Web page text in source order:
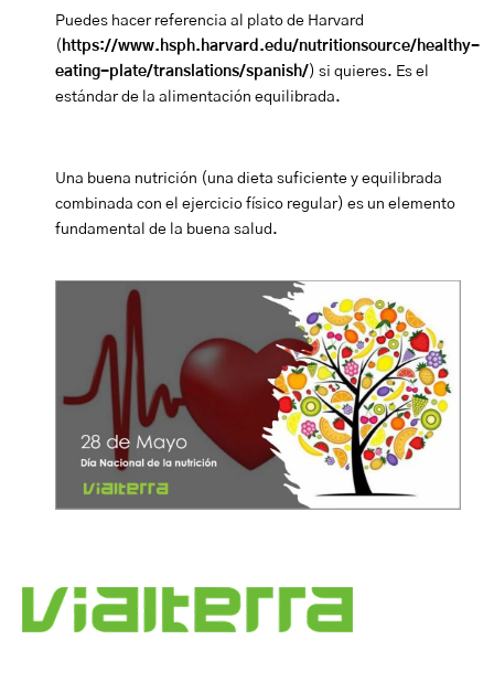
Puedes hacer referencia al plato de Harvard
( https://www.hsph.harvard.edu/nutritionsource/healthy-
eating-plate/translations/spanish/) si quieres. Es el
estándar de la alimentación equilibrada.
Una buena nutrición (una dieta suficiente y equilibrada
combinada con el ejercicio físico regular) es un elemento
fundamental de la buena salud.